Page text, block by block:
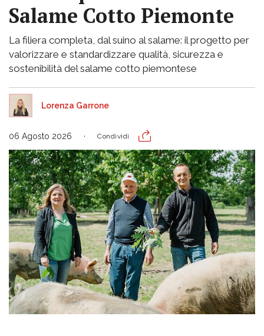
Salame Cotto Piemonte
La filiera completa, dal suino al salame: il progetto per
valorizzare e standardizzare qualità, sicurezza e
sostenibilità del salame cotto piemontese
Lorenza Garrone
06 Agosto 2026 Condividi